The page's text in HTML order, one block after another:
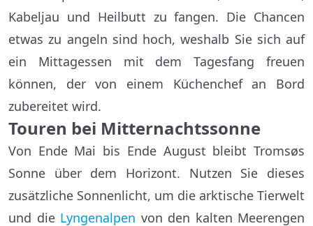
Kabeljau und Heilbutt zu fangen. Die Chancen
etwas zu angeln sind hoch, weshalb Sie sich auf
ein Mittagessen mit dem Tagesfang freuen
können, der von einem Küchenchef an Bord
zubereitet wird.
Touren bei Mitternachtssonne
Von Ende Mai bis Ende August bleibt Tromsøs
Sonne über dem Horizont. Nutzen Sie dieses
zusätzliche Sonnenlicht, um die arktische Tierwelt
und die Lyngenalpen von den kalten Meerengen